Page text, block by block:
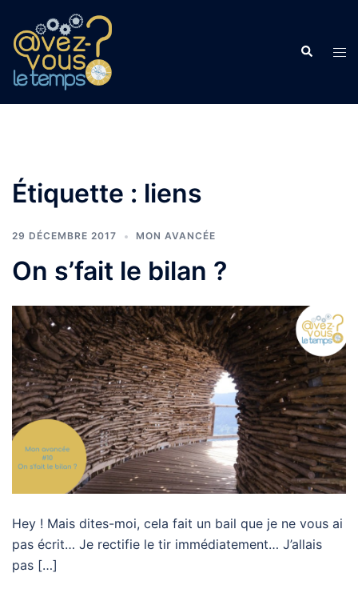
contenu
Étiquette : liens
29 DÉCEMBRE 2017 MON AVANCÉE
On s’fait le bilan ?
Hey ! Mais dites-moi, cela fait un bail que je ne vous ai
pas écrit… Je rectifie le tir immédiatement… J’allais
pas […]